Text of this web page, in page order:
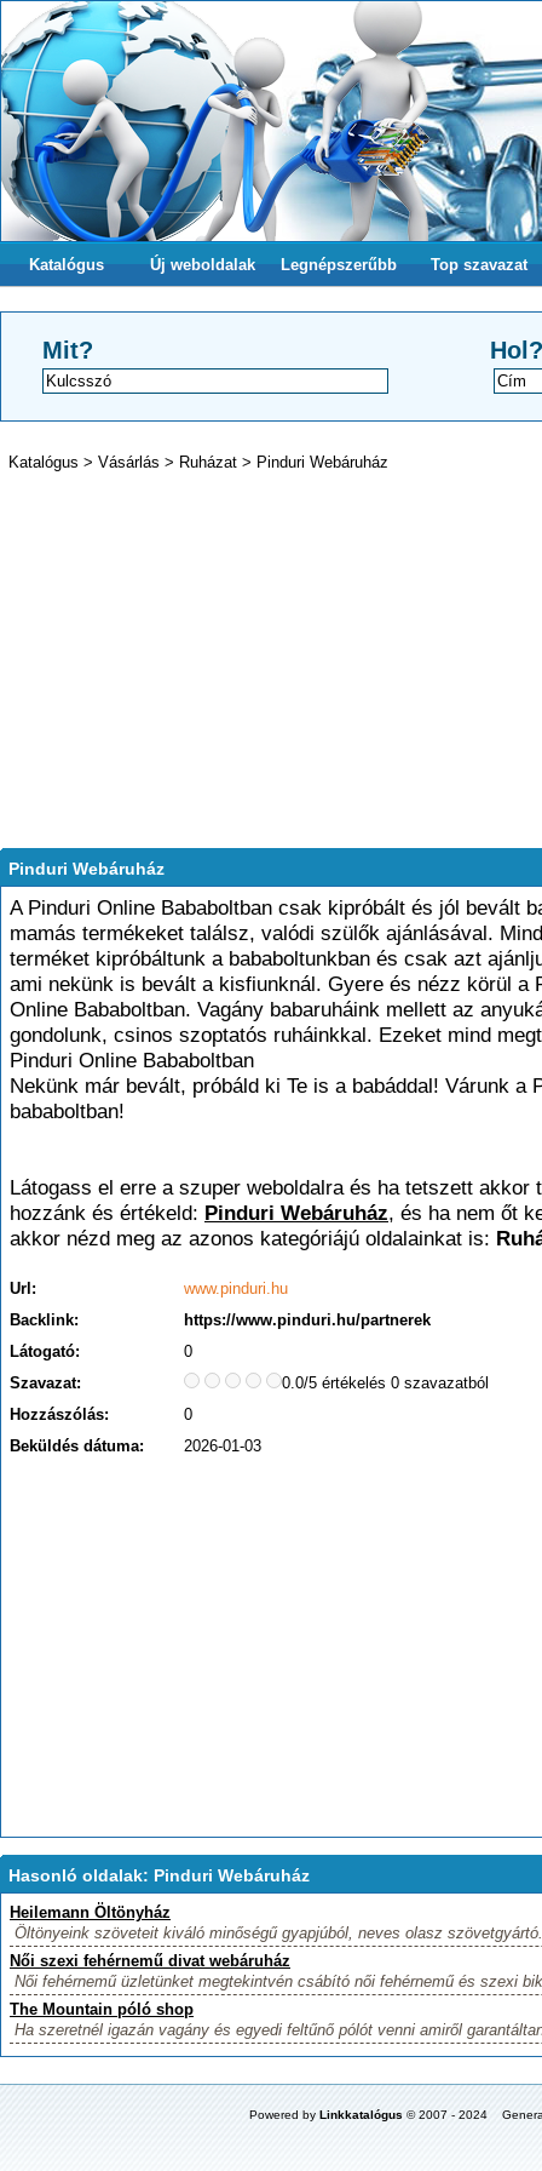
Katalógus Új weboldalak Legnépszerűbb Top szavazat
Mit? Hol?
Katalógus > Vásárlás > Ruházat > Pinduri Webáruház
Pinduri Webáruház
A Pinduri Online Bababoltban csak kipróbált és jól bevált
mamás termékeket találsz, valódi szülők ajánlásával.
terméket kipróbáltunk a bababoltunkban és csak azt
ami nekünk is bevált a kisfiunknál. Gyere és nézz körül a
Online Bababoltban. Vagány babaruháink mellett az
gondolunk, csinos szoptatós ruháinkkal. Ezeket mind
Pinduri Online Bababoltban
Nekünk már bevált, próbáld ki Te is a babáddal! Várunk a
bababoltban!
Látogass el erre a szuper weboldalra és ha tetszett akkor
hozzánk és értékeld: Pinduri Webáruház, és ha nem őt
akkor nézd meg az azonos kategóriájú oldalainkat is:
Url:
www.pinduri.hu
Backlink:
https://www.pinduri.hu/partnerek
Látogató:
0
Szavazat:
0.0/5 értékelés 0 szavazatból
Hozzászólás:
0
Beküldés dátuma:
2026-01-03
Hasonló oldalak: Pinduri Webáruház
Heilemann Öltönyház
Öltönyeink szöveteit kiváló minőségű gyapjúból, neves olasz
Női szexi fehérnemű divat webáruház
Női fehérnemű üzletünket megtekintvén csábító női fehérnemű és szexi
The Mountain póló shop
Ha szeretnél igazán vagány és egyedi feltűnő pólót venni amiről
Powered by Linkkatalógus © 2007 - 2024